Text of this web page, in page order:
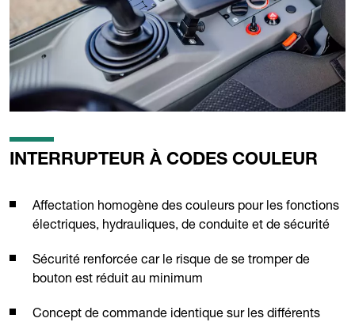
INTERRUPTEUR À CODES COULEUR
Affectation homogène des couleurs pour les fonctions
électriques, hydrauliques, de conduite et de sécurité
Sécurité renforcée car le risque de se tromper de
bouton est réduit au minimum
Concept de commande identique sur les différents